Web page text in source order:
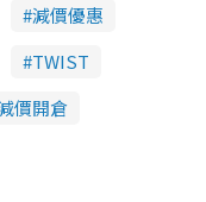
減價優惠
TWIST
價開倉